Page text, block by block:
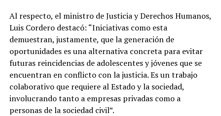
Al respecto, el ministro de Justicia y Derechos Humanos,
Luis Cordero destacó: “Iniciativas como esta
demuestran, justamente, que la generación de
oportunidades es una alternativa concreta para evitar
futuras reincidencias de adolescentes y jóvenes que se
encuentran en conflicto con la justicia. Es un trabajo
colaborativo que requiere al Estado y la sociedad,
involucrando tanto a empresas privadas como a
personas de la sociedad civil”.